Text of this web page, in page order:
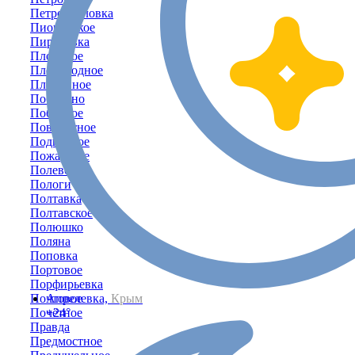
Апрелевка, Крым
+24°
Петропавловка
Пионерское
Пироговка
Плодовое
Плодородное
Плотинное
Победино
Победное
Поворотное
Подгорное
Пожарское
Полевое
Пологи
Полтавка
Полтавское
Полюшко
Поляна
Поповка
Портовое
Порфирьевка
Почтовое
Почётное
Правда
Предмостное